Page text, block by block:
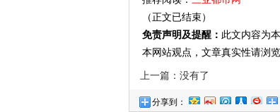
（正文已结束）
免责声明及提醒： 此文内容为
本网站观点，文章真实性请浏
上一篇：没有了
分享到：